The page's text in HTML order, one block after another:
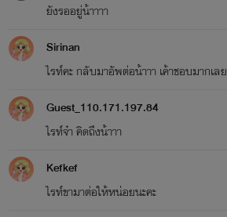
ยังรออยู่น้าาาา
Sirinan
ไรท์คะ กลับมาอัพต่อน้าาา เค้าชอบมากเลย
Guest_110.171.197.84
ไรท์จ๋า คิดถึงน้าาา
Kefkef
ไรท์ขามาต่อให้หน่อยนะคะ